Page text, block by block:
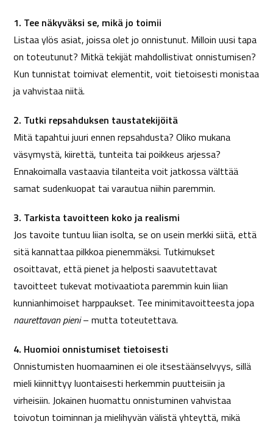
1. Tee näkyväksi se, mikä jo toimii
Listaa ylös asiat, joissa olet jo onnistunut. Milloin uusi tapa
on toteutunut? Mitkä tekijät mahdollistivat onnistumisen?
Kun tunnistat toimivat elementit, voit tietoisesti monistaa
ja vahvistaa niitä.
2. Tutki repsahduksen taustatekijöitä
Mitä tapahtui juuri ennen repsahdusta? Oliko mukana
väsymystä, kiirettä, tunteita tai poikkeus arjessa?
Ennakoimalla vastaavia tilanteita voit jatkossa välttää
samat sudenkuopat tai varautua niihin paremmin.
3. Tarkista tavoitteen koko ja realismi
Jos tavoite tuntuu liian isolta, se on usein merkki siitä, että
sitä kannattaa pilkkoa pienemmäksi. Tutkimukset
osoittavat, että pienet ja helposti saavutettavat
tavoitteet tukevat motivaatiota paremmin kuin liian
kunnianhimoiset harppaukset. Tee minimitavoitteesta jopa
naurettavan pieni– mutta toteutettava.
4. Huomioi onnistumiset tietoisesti
Onnistumisten huomaaminen ei ole itsestäänselvyys, sillä
mieli kiinnittyy luontaisesti herkemmin puutteisiin ja
virheisiin. Jokainen huomattu onnistuminen vahvistaa
toivotun toiminnan ja mielihyvän välistä yhteyttä, mikä